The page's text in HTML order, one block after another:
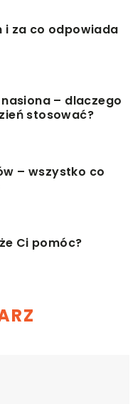
i za co odpowiada
– dlaczego
stosować?
– wszystko co
Ci pomóc?